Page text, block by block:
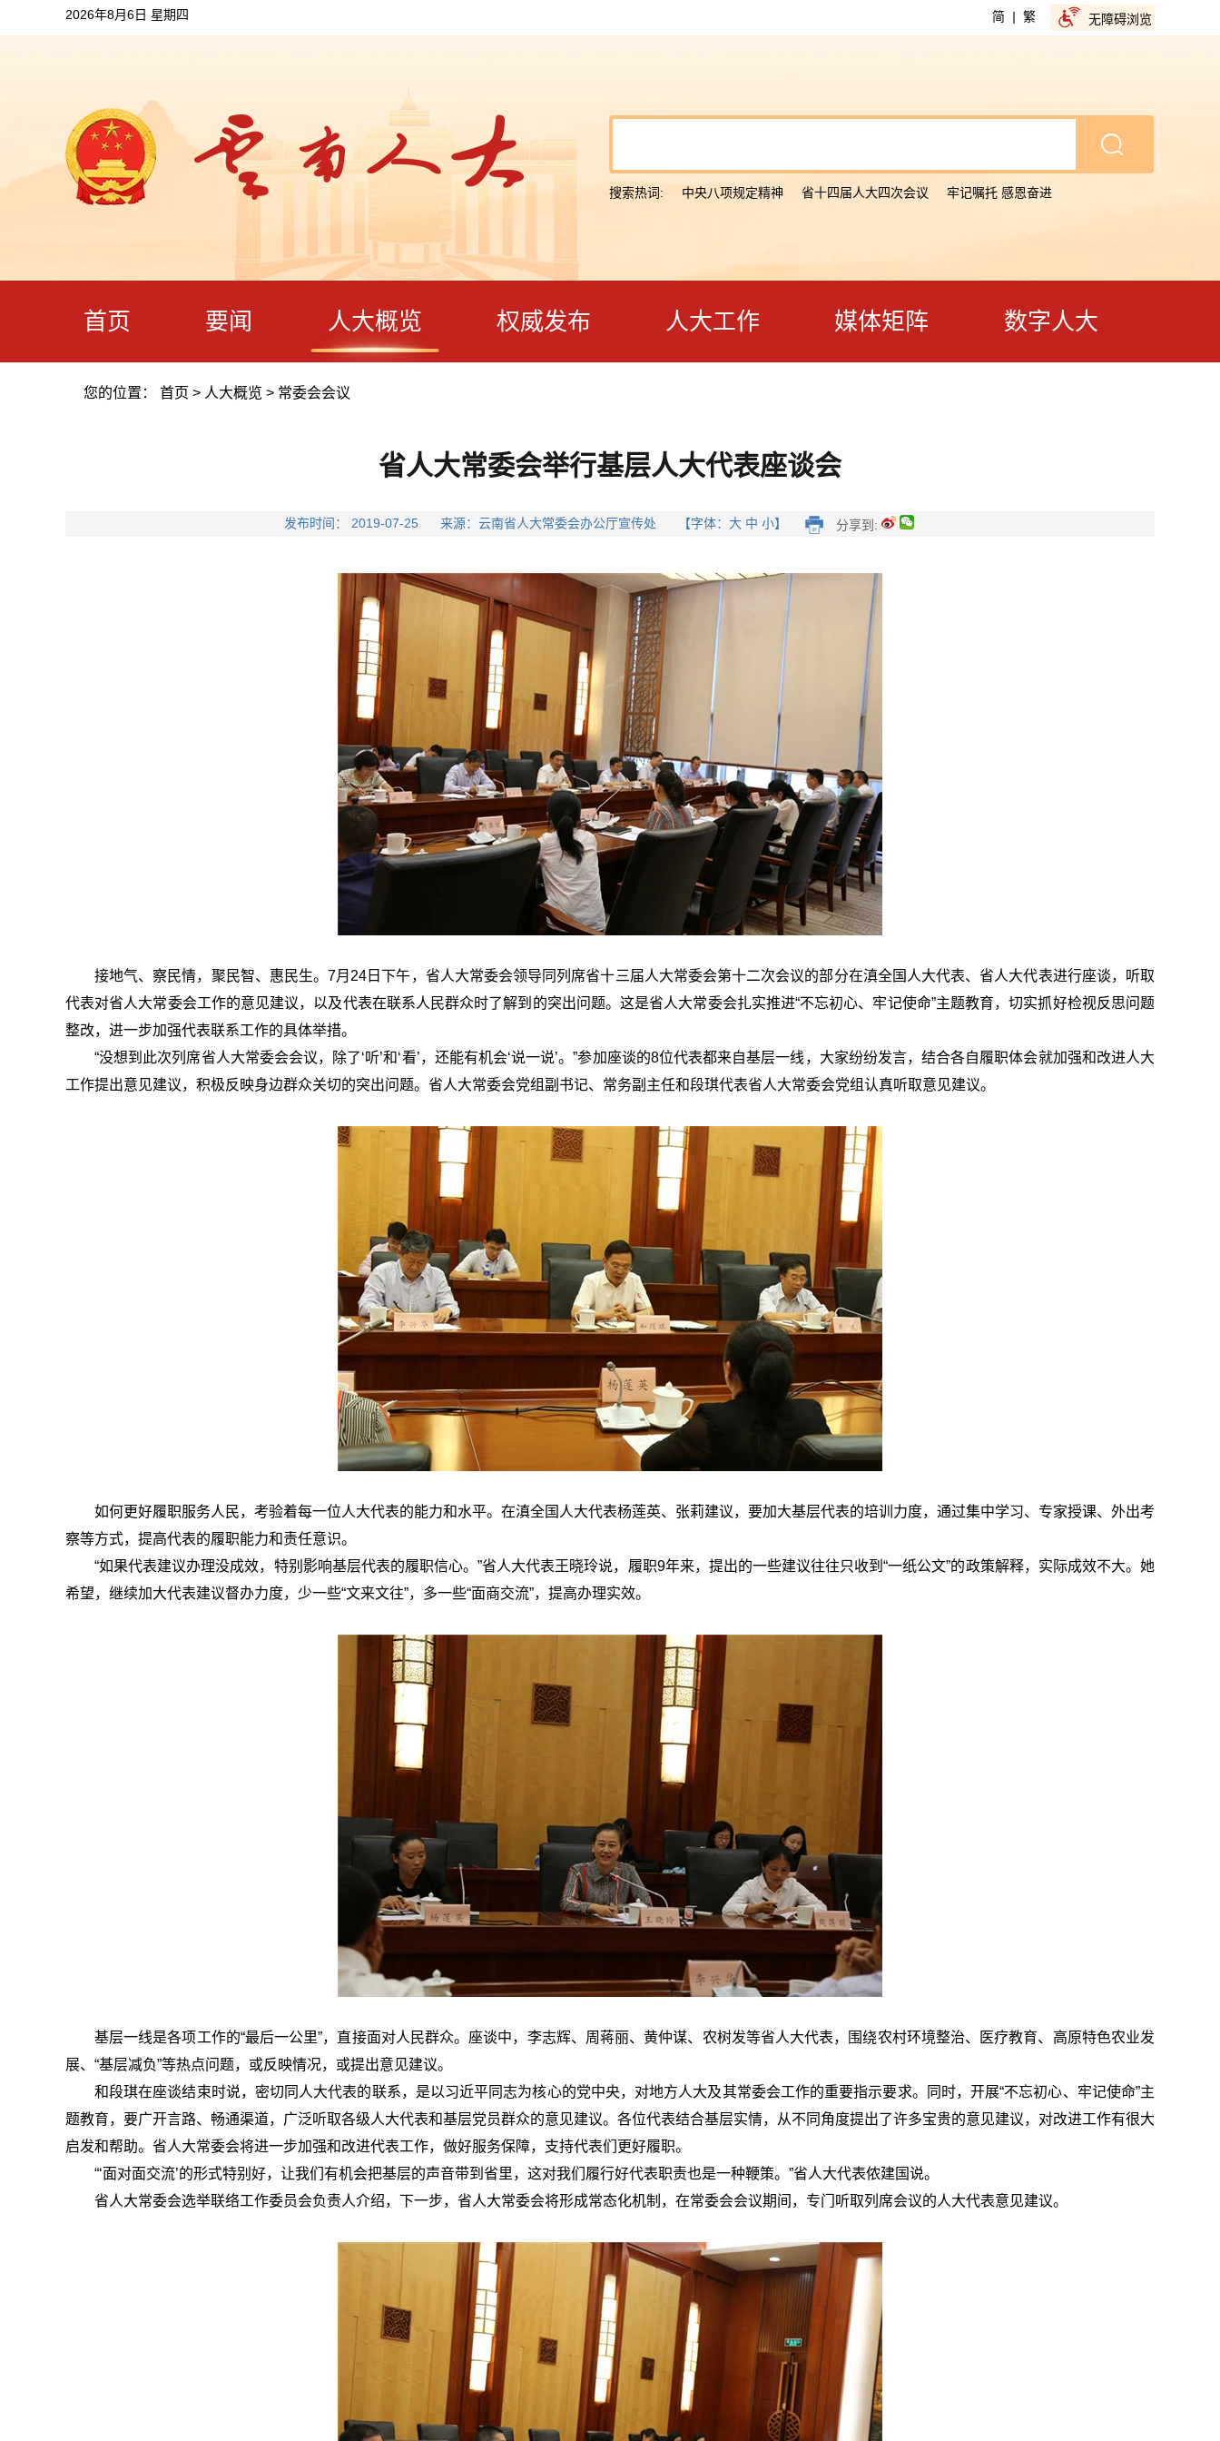
2026年8月6日 星期四 简 | 繁 无障碍浏览
搜索热词: 中央八项规定精神 省十四届人大四次会议 牢记嘱托 感恩奋进
首页 要闻 人大概览 权威发布 人大工作 媒体矩阵 数字人大
您的位置： 首页 > 人大概览 > 常委会会议
省人大常委会举行基层人大代表座谈会
发布时间： 2019-07-25 来源：云南省人大常委会办公厅宣传处 【字体：大 中 小】 分享到:
接地气、察民情，聚民智、惠民生。7月24日下午，省人大常委会领导同列席省十三届人大常委会第十二次会议的部分在滇全国人大代表、省人大代表进行座谈，听取
代表对省人大常委会工作的意见建议，以及代表在联系人民群众时了解到的突出问题。这是省人大常委会扎实推进“不忘初心、牢记使命”主题教育，切实抓好检视反思问题
整改，进一步加强代表联系工作的具体举措。
“没想到此次列席省人大常委会会议，除了‘听’和‘看’，还能有机会‘说一说’。”参加座谈的8位代表都来自基层一线，大家纷纷发言，结合各自履职体会就加强和改进人大
工作提出意见建议，积极反映身边群众关切的突出问题。省人大常委会党组副书记、常务副主任和段琪代表省人大常委会党组认真听取意见建议。
如何更好履职服务人民，考验着每一位人大代表的能力和水平。在滇全国人大代表杨莲英、张莉建议，要加大基层代表的培训力度，通过集中学习、专家授课、外出考
察等方式，提高代表的履职能力和责任意识。
“如果代表建议办理没成效，特别影响基层代表的履职信心。”省人大代表王晓玲说，履职9年来，提出的一些建议往往只收到“一纸公文”的政策解释，实际成效不大。她
希望，继续加大代表建议督办力度，少一些“文来文往”，多一些“面商交流”，提高办理实效。
基层一线是各项工作的“最后一公里”，直接面对人民群众。座谈中，李志辉、周蒋丽、黄仲谋、农树发等省人大代表，围绕农村环境整治、医疗教育、高原特色农业发
展、“基层减负”等热点问题，或反映情况，或提出意见建议。
和段琪在座谈结束时说，密切同人大代表的联系，是以习近平同志为核心的党中央，对地方人大及其常委会工作的重要指示要求。同时，开展“不忘初心、牢记使命”主
题教育，要广开言路、畅通渠道，广泛听取各级人大代表和基层党员群众的意见建议。各位代表结合基层实情，从不同角度提出了许多宝贵的意见建议，对改进工作有很大
启发和帮助。省人大常委会将进一步加强和改进代表工作，做好服务保障，支持代表们更好履职。
“‘面对面交流’的形式特别好，让我们有机会把基层的声音带到省里，这对我们履行好代表职责也是一种鞭策。”省人大代表侬建国说。
省人大常委会选举联络工作委员会负责人介绍，下一步，省人大常委会将形成常态化机制，在常委会会议期间，专门听取列席会议的人大代表意见建议。